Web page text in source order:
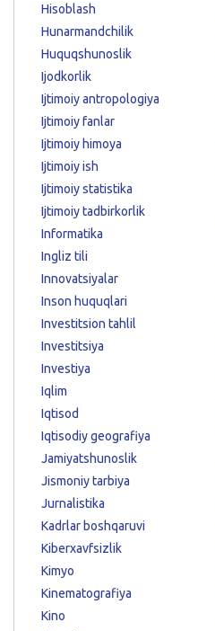
Hisoblash
Hunarmandchilik
Huquqshunoslik
Ijodkorlik
Ijtimoiy antropologiya
Ijtimoiy fanlar
Ijtimoiy himoya
Ijtimoiy ish
Ijtimoiy statistika
Ijtimoiy tadbirkorlik
Informatika
Ingliz tili
Innovatsiyalar
Inson huquqlari
Investitsion tahlil
Investitsiya
Investiya
Iqlim
Iqtisod
Iqtisodiy geografiya
Jamiyatshunoslik
Jismoniy tarbiya
Jurnalistika
Kadrlar boshqaruvi
Kiberxavfsizlik
Kimyo
Kinematografiya
Kino